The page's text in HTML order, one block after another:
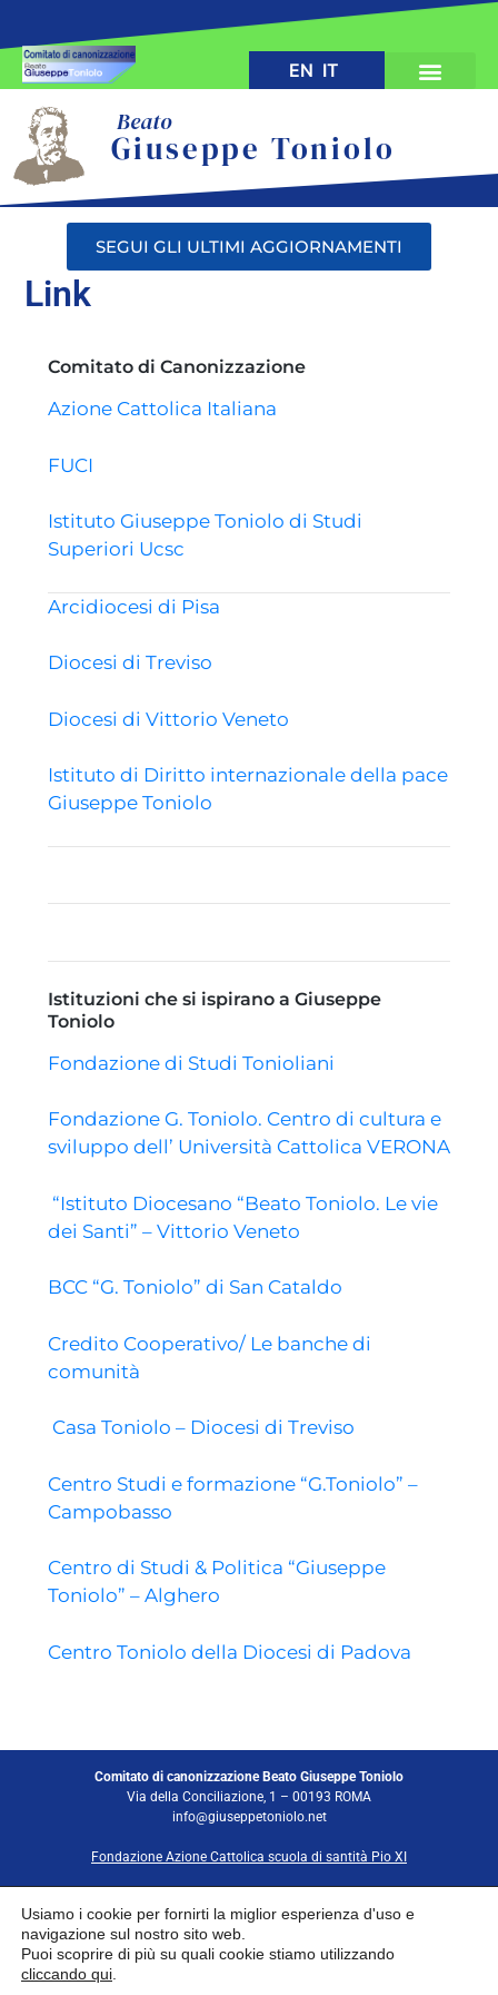
EN IT
Beato
Giuseppe Toniolo
SEGUI GLI ULTIMI AGGIORNAMENTI
Link
Comitato di Canonizzazione
Azione Cattolica Italiana
FUCI
Istituto Giuseppe Toniolo di Studi
Superiori Ucsc
Arcidiocesi di Pisa
Diocesi di Treviso
Diocesi di Vittorio Veneto
Istituto di Diritto internazionale della pace
Giuseppe Toniolo
Istituzioni che si ispirano a Giuseppe
Toniolo
Fondazione di Studi Tonioliani
Fondazione G. Toniolo. Centro di cultura e
sviluppo dell’ Università Cattolica VERONA
“Istituto Diocesano “Beato Toniolo. Le vie
dei Santi” – Vittorio Veneto
BCC “G. Toniolo” di San Cataldo
Credito Cooperativo/ Le banche di
comunità
Casa Toniolo – Diocesi di Treviso
Centro Studi e formazione “G.Toniolo” –
Campobasso
Centro di Studi & Politica “Giuseppe
Toniolo” – Alghero
Centro Toniolo della Diocesi di Padova
Comitato di canonizzazione Beato Giuseppe Toniolo
Via della Conciliazione, 1 – 00193 ROMA
info@giuseppetoniolo.net
Fondazione Azione Cattolica scuola di santità Pio XI
(Please enter your Payment methods data on the settings pages.)
Usiamo i cookie per fornirti la miglior esperienza d'uso e
navigazione sul nostro sito web.
Puoi scoprire di più su quali cookie stiamo utilizzando
cliccando qui